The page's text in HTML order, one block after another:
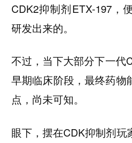
CDK2抑制剂ETX-197，
研发出来的。
不过，当下大部分下一代
早期临床阶段，最终药物
点，尚未可知。
眼下，摆在CDK抑制剂玩